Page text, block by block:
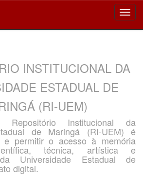
INSTITUCIONAL DA
ESTADUAL DE
(RI-UEM)
Institucional da
de Maringá (RI-UEM) é
e permitir o acesso à memória
técnica, artística e
Universidade Estadual de
digital.